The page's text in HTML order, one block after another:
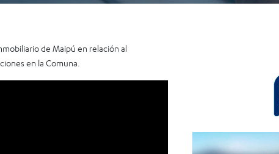
de Maipú en relación al
en la Comuna.